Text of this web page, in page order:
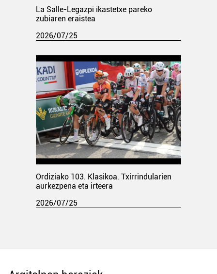
La Salle-Legazpi ikastetxe pareko
zubiaren eraistea
2026/07/25
Ordiziako 103. Klasikoa. Txirrindularien
aurkezpena eta irteera
2026/07/25